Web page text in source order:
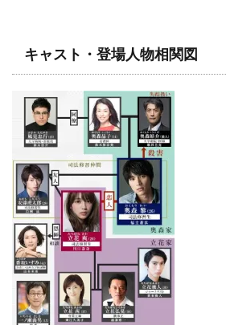
キャスト・登場人物相関図